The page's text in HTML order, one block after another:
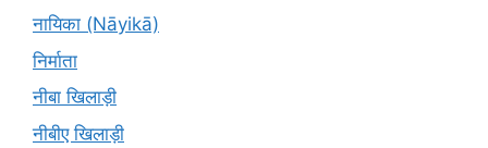
नायिका (Nāyikā)
निर्माता
नीबा खिलाड़ी
नीबीए खिलाड़ी